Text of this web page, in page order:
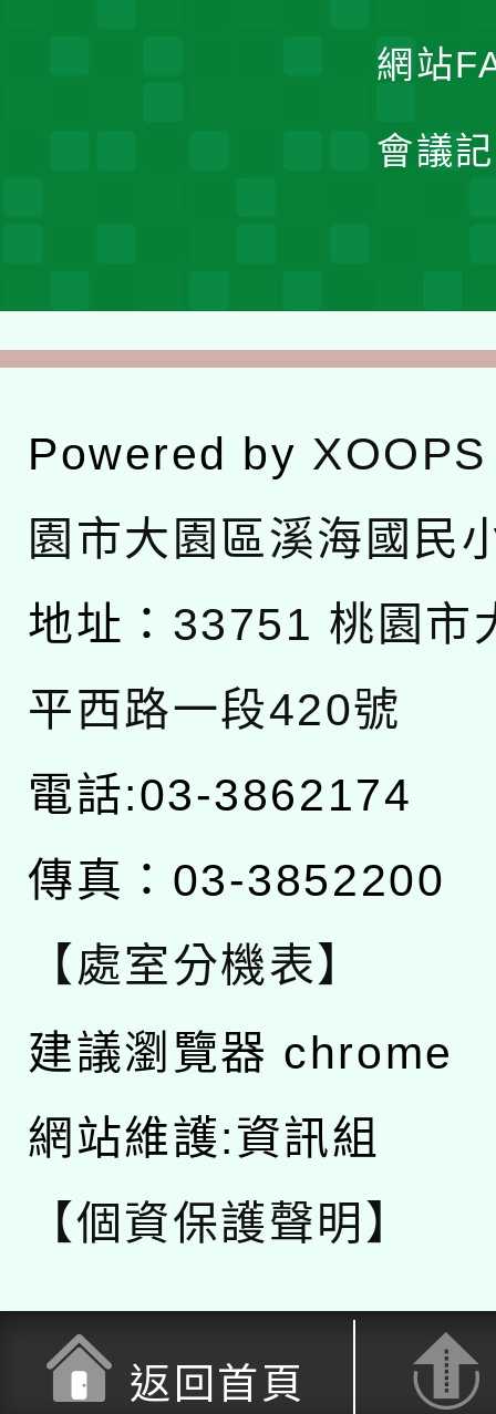
網站
會議
Powered by XOOPS
園市大園區溪海國民
地址： 33751 桃園市
平西路一段420號
電話:03-3862174
傳真：03-3852200
【處室分機表】
建議瀏覽器 chrome
網站維護:資訊組
【個資保護聲明】
返回首頁